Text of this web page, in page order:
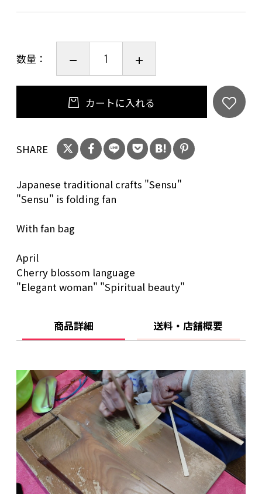
ストを得意とされています。
扇子仕様：7.5寸45間（約22.5cm、骨数45本）
大短地両面紙貼 香り付き
扇子袋付き
セット内容：専用ケースに扇子本体・扇子袋・
花ことばポエム入り
数量：
カートに入れる
SHARE
Japanese traditional crafts "Sensu"
"Sensu" is folding fan
With fan bag
April
Cherry blossom language
"Elegant woman" "Spiritual beauty"
商品詳細 送料・店舗概要